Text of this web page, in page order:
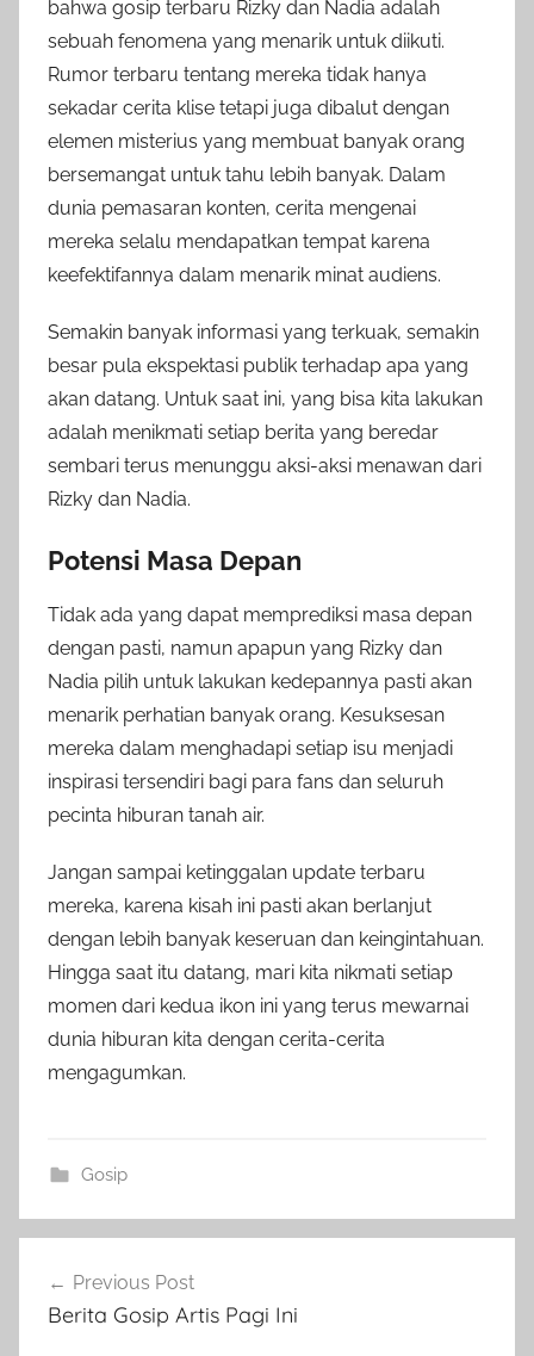
bahwa gosip terbaru Rizky dan Nadia adalah
sebuah fenomena yang menarik untuk diikuti.
Rumor terbaru tentang mereka tidak hanya
sekadar cerita klise tetapi juga dibalut dengan
elemen misterius yang membuat banyak orang
bersemangat untuk tahu lebih banyak. Dalam
dunia pemasaran konten, cerita mengenai
mereka selalu mendapatkan tempat karena
keefektifannya dalam menarik minat audiens.
Semakin banyak informasi yang terkuak, semakin
besar pula ekspektasi publik terhadap apa yang
akan datang. Untuk saat ini, yang bisa kita lakukan
adalah menikmati setiap berita yang beredar
sembari terus menunggu aksi-aksi menawan dari
Rizky dan Nadia.
Potensi Masa Depan
Tidak ada yang dapat memprediksi masa depan
dengan pasti, namun apapun yang Rizky dan
Nadia pilih untuk lakukan kedepannya pasti akan
menarik perhatian banyak orang. Kesuksesan
mereka dalam menghadapi setiap isu menjadi
inspirasi tersendiri bagi para fans dan seluruh
pecinta hiburan tanah air.
Jangan sampai ketinggalan update terbaru
mereka, karena kisah ini pasti akan berlanjut
dengan lebih banyak keseruan dan keingintahuan.
Hingga saat itu datang, mari kita nikmati setiap
momen dari kedua ikon ini yang terus mewarnai
dunia hiburan kita dengan cerita-cerita
mengagumkan.
Gosip
navigation
Previous Post
Berita Gosip Artis Pagi Ini